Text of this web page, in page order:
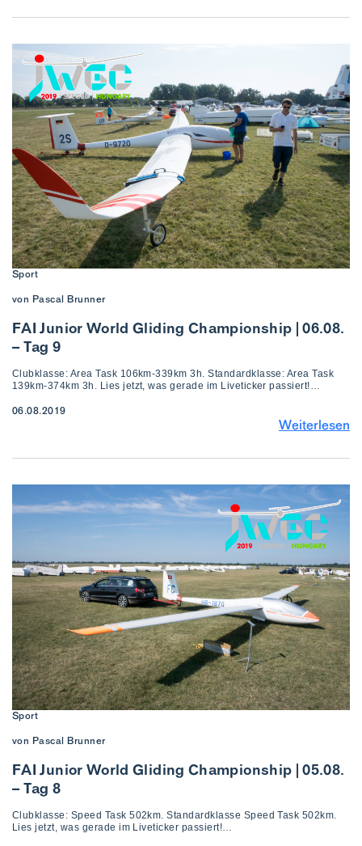
Sport
von Pascal Brunner
FAI Junior World Gliding Championship | 06.08.
– Tag 9
Clubklasse: Area Task 106km-339km 3h. Standardklasse: Area Task
139km-374km 3h. Lies jetzt, was gerade im Liveticker passiert!…
06.08.2019
Weiterlesen
Sport
von Pascal Brunner
FAI Junior World Gliding Championship | 05.08.
– Tag 8
Clubklasse: Speed Task 502km. Standardklasse Speed Task 502km.
Lies jetzt, was gerade im Liveticker passiert!…